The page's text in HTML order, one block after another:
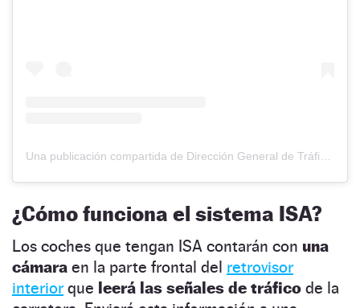
Una publicación compartida de Dirección General de Tráfico (@dgtes)
¿Cómo funciona el sistema ISA?
Los coches que tengan ISA contarán con una
cámara en la parte frontal del retrovisor
interior que leerá las señales de tráfico de la